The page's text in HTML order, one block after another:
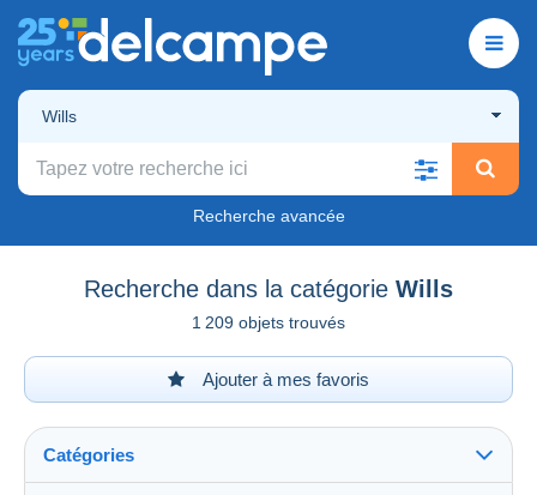
Wills
Recherche avancée
Recherche dans la catégorie Wills
1 209 objets trouvés
Ajouter à mes favoris
Catégories